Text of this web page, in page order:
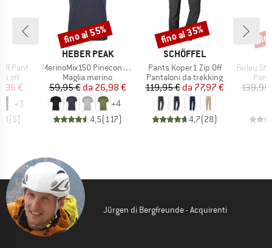
Pant
off
ridotto
€
+3
(5)
MARCHIO
HEBER PEAK
Articolo
MerinoMix150 PineconeHe. II T-Shirt
Gruppo di prodotti
Maglia merino
Prezzo
59,95 € Prezzo ridotto
da 26,98 €
+4
4,5(117)
Sconto
fino al 55%
MARCHIO
SCHÖFFEL
Articolo
Pants Koper1 Zip Off
Gruppo di prodotti
Pantaloni da trekking
Prezzo
119,95 € Prezzo ridotto
da 77,97 €
4,7(28)
Sconto
fino al 35%
Articolo
Farley
139,95
Jürgen di Bergfreunde - Acquirenti